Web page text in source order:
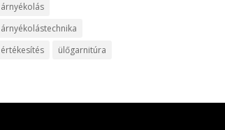
árnyékolás
árnyékolástechnika
értékesítés
ülőgarnitúra